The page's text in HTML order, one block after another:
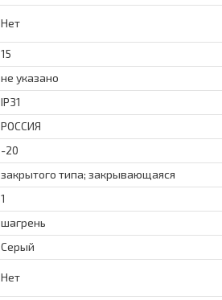
Нет
15
не указано
IP31
РОССИЯ
-20
закрытого типа; закрывающаяся
1
шагрень
Серый
Нет